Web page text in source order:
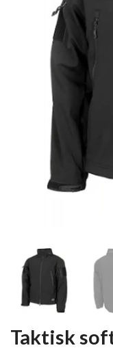
Taktisk